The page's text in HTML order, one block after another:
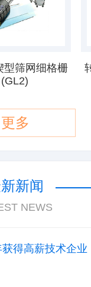
型筛网细格栅
(GL2)
更多
新闻
NEWS
得高薪技术企业